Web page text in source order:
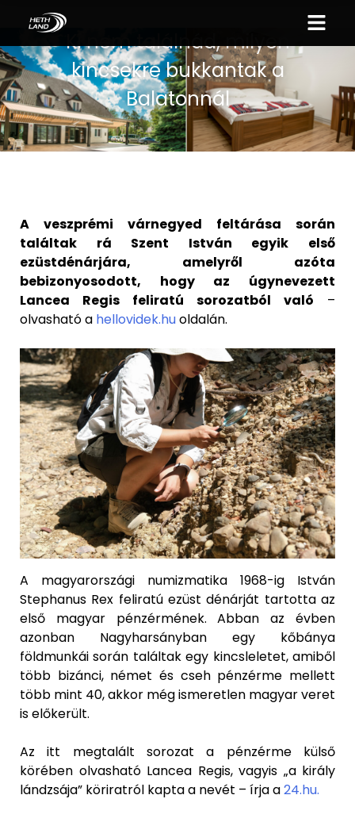
Ki nem találnád, milyen
kincsekre bukkantak a
Balatonnál
A veszprémi várnegyed feltárása során
találtak rá Szent István egyik első
ezüstdénárjára, amelyről azóta
bebizonyosodott, hogy az úgynevezett
Lancea Regis feliratú sorozatból való –
olvasható a hellovidek.huoldalán.
A magyarországi numizmatika 1968-ig István
Stephanus Rex feliratú ezüst dénárját tartotta az
első magyar pénzérmének. Abban az évben
azonban Nagyharsányban egy kőbánya
földmunkái során találtak egy kincsleletet, amiből
több bizánci, német és cseh pénzérme mellett
több mint 40, akkor még ismeretlen magyar veret
is előkerült.
Az itt megtalált sorozat a pénzérme külső
körében olvasható Lancea Regis, vagyis „a király
lándzsája” köriratról kapta a nevét – írja a24.hu.